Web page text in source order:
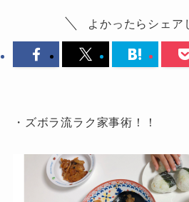
よかったらシェア
・ズボラ流ラク家事術！！